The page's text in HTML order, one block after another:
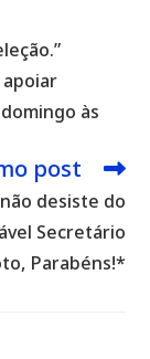
às
post
desiste do
Secretário
Parabéns!*